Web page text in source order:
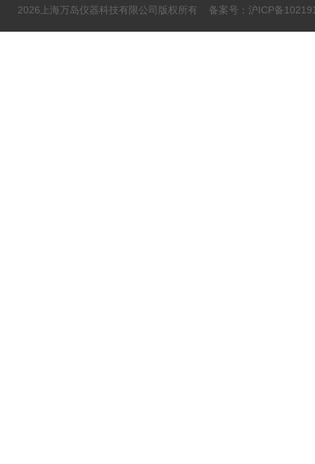
2026上海万岛仪器科技有限公司版权所有 备案号：沪ICP备